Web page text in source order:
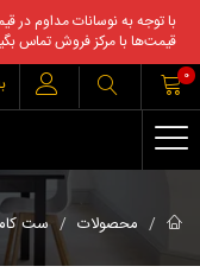
با توجه به نوسانات مداوم
قیمت‌ها با مرکز فروش تماس
0
محصولات ست